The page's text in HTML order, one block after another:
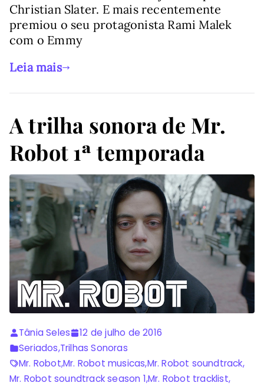
Christian Slater. E mais recentemente
premiou o seu protagonista Rami Malek
com o Emmy
Leia mais
A trilha sonora de Mr.
Robot 1ª temporada
Tânia Seles
12 de julho de 2016
Seriados,Trilhas Sonoras
Mr. Robot,Mr. Robot musicas,Mr. Robot soundtrack,
Mr. Robot soundtrack season 1,Mr. Robot tracklist,